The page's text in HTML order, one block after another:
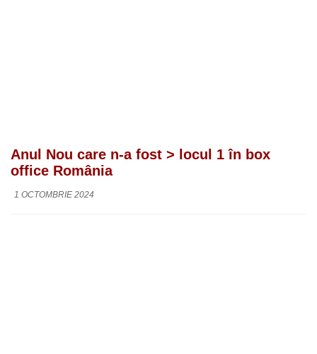
Anul Nou care n-a fost > locul 1 în box
office România
1 OCTOMBRIE 2024